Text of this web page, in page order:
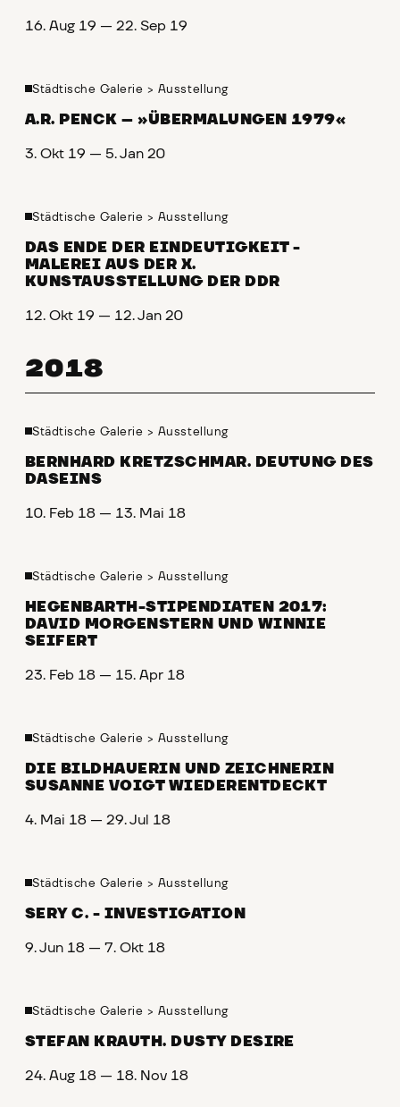
16. Aug 19 — 22. Sep 19
Städtische Galerie > Ausstellung
A.R. PENCK – »ÜBERMALUNGEN 1979«
3. Okt 19 — 5. Jan 20
Städtische Galerie > Ausstellung
DAS ENDE DER EINDEUTIGKEIT -
MALEREI AUS DER X.
KUNSTAUSSTELLUNG DER DDR
12. Okt 19 — 12. Jan 20
2018
Städtische Galerie > Ausstellung
BERNHARD KRETZSCHMAR. DEUTUNG DES
DASEINS
10. Feb 18 — 13. Mai 18
Städtische Galerie > Ausstellung
HEGENBARTH-STIPENDIATEN 2017:
DAVID MORGENSTERN UND WINNIE
SEIFERT
23. Feb 18 — 15. Apr 18
Städtische Galerie > Ausstellung
DIE BILDHAUERIN UND ZEICHNERIN
SUSANNE VOIGT WIEDERENTDECKT
4. Mai 18 — 29. Jul 18
Städtische Galerie > Ausstellung
SERY C. - INVESTIGATION
9. Jun 18 — 7. Okt 18
Städtische Galerie > Ausstellung
STEFAN KRAUTH. DUSTY DESIRE
24. Aug 18 — 18. Nov 18